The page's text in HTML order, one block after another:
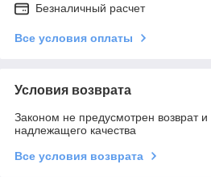
Безналичный расчет
Все условия оплаты
Условия возврата
Законом не предусмотрен возврат
надлежащего качества
Все условия возврата